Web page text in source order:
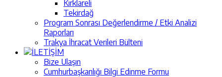
Kırklareli
Tekirdağ
Program Sonrası Değerlendirme / Etki Analizi
Raporları
Trakya İhracat Verileri Bülteni
İLETİŞİM
Bize Ulaşın
Cumhurbaşkanlığı Bilgi Edinme Formu